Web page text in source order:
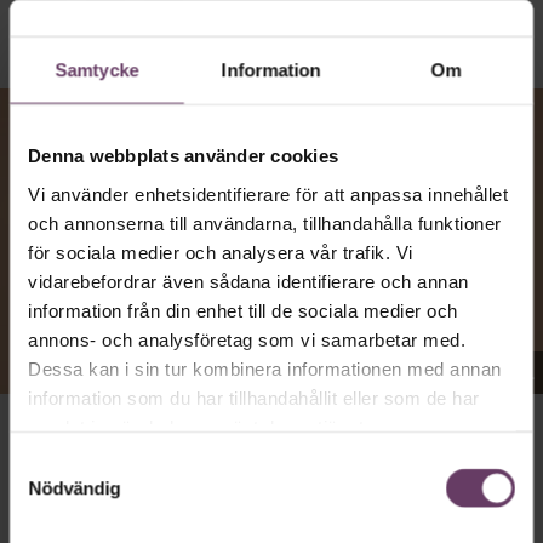
Samtycke Information Om
Denna webbplats använder cookies
Vi använder enhetsidentifierare för att anpassa innehållet
och annonserna till användarna, tillhandahålla funktioner
för sociala medier och analysera vår trafik. Vi
vidarebefordrar även sådana identifierare och annan
information från din enhet till de sociala medier och
annons- och analysföretag som vi samarbetar med.
Dessa kan i sin tur kombinera informationen med annan
information som du har tillhandahållit eller som de har
Nödvändig
Appen Sinceerly imiterar vd:ars kortfattade språk.
att nå och besvarar inte alltid
mejl från främlingar. Men studenten
Ben Horwitz
Harvard Business School kom på ett trick: Han skapade